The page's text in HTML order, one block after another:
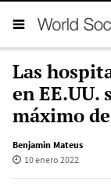
Las
en EE.UU.
máximo
Benjamin Mateus
10 enero 2022